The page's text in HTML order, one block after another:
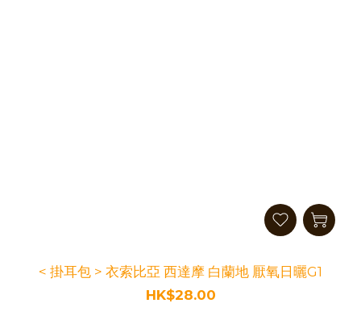
< 掛耳包 > 衣索比亞 西達摩 白蘭地 厭氧日曬G1
HK$28.00